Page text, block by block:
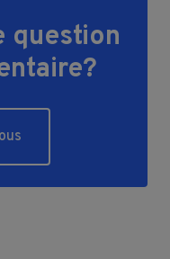
question